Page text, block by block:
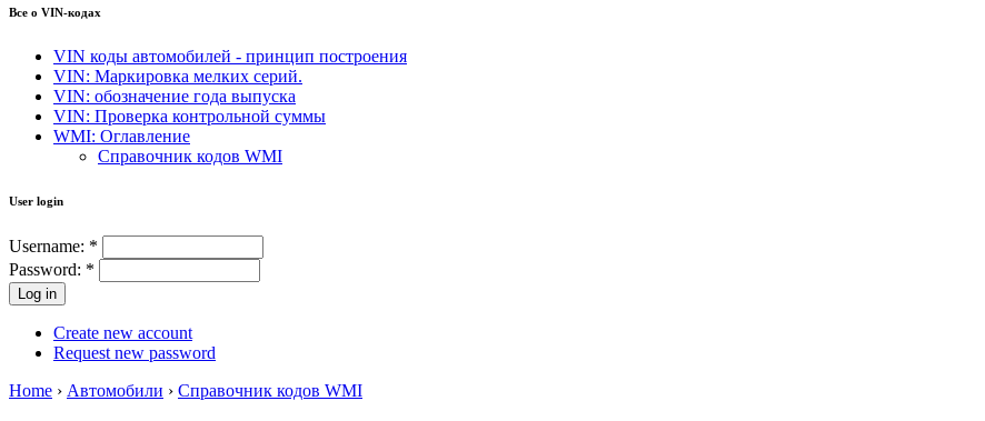
Все о VIN-кодах
VIN коды автомобилей - принцип построения
VIN: Маркировка мелких серий.
VIN: обозначение года выпуска
VIN: Проверка контрольной суммы
WMI: Оглавление
Справочник кодов WMI
User login
Username: *
Password: *
Create new account
Request new password
Home › Автомобили › Справочник кодов WMI